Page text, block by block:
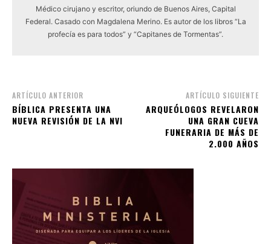
Médico cirujano y escritor, oriundo de Buenos Aires, Capital
Federal. Casado con Magdalena Merino. Es autor de los libros “La
profecía es para todos” y “Capitanes de Tormentas”.
ARTÍCULO ANTERIOR
BÍBLICA PRESENTA UNA
NUEVA REVISIÓN DE LA NVI
ARTÍCULO SIGUIENTE
ARQUEÓLOGOS REVELARON
UNA GRAN CUEVA
FUNERARIA DE MÁS DE
2.000 AÑOS